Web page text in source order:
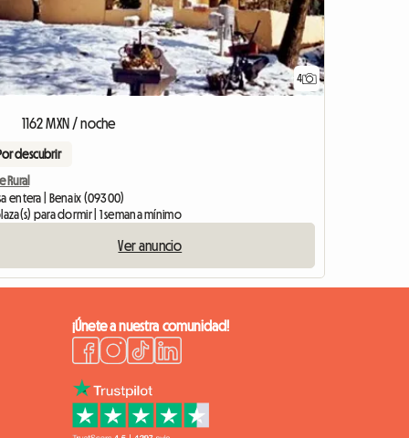
4
1162 MXN / noche
descubrir
Rural
entera | Benaix (09300)
para dormir | 1 semana mínimo
Ver anuncio
¡Únete a nuestra comunidad!